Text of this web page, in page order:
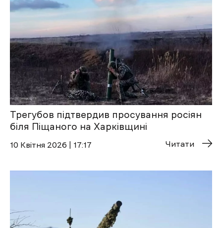
Трегубов підтвердив просування росіян
біля Піщаного на Харківщині
10 Квітня 2026 | 17:17 Читати